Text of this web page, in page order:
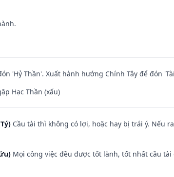
'Hỷ Thần'. Xuất hành hướng Chính Tây để đón
Hạc Thần (xấu)
Cầu tài thì không có lợi, hoặc hay bị trái ý. Nếu
Mọi công việc đều được tốt lành, tốt nhất cầu